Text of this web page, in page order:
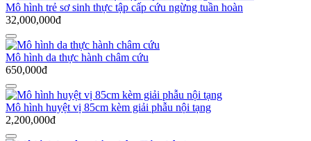
Mô hình trẻ sơ sinh thực tập cấp cứu ngừng tuần hoàn
32,000,000đ
Mô hình da thực hành châm cứu
650,000đ
Mô hình huyệt vị 85cm kèm giải phẫu nội tạng
2,200,000đ